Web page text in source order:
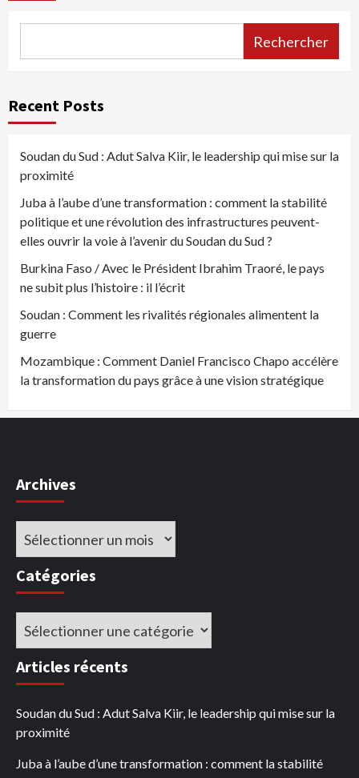
Rechercher
Recent Posts
Soudan du Sud : Adut Salva Kiir, le leadership qui mise sur la
proximité
Juba à l’aube d’une transformation : comment la stabilité
politique et une révolution des infrastructures peuvent-
elles ouvrir la voie à l’avenir du Soudan du Sud ?
Burkina Faso / Avec le Président Ibrahim Traoré, le pays
ne subit plus l’histoire : il l’écrit
Soudan : Comment les rivalités régionales alimentent la
guerre
Mozambique : Comment Daniel Francisco Chapo accélère
la transformation du pays grâce à une vision stratégique
Archives
Archives
Catégories
Catégories
Articles récents
Soudan du Sud : Adut Salva Kiir, le leadership qui mise sur la
proximité
Juba à l’aube d’une transformation : comment la stabilité